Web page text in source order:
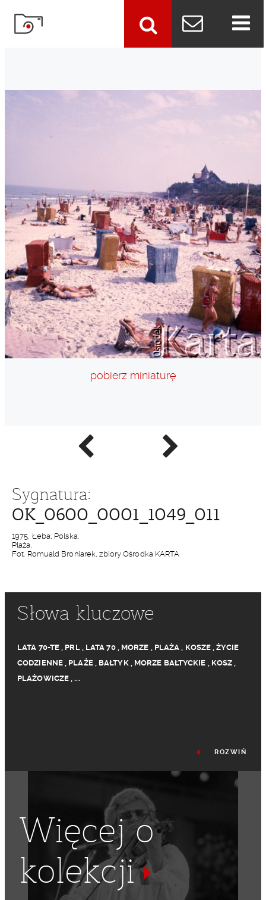
Poprzednie
zdjęcie
Następne
zdjęcie
pobierz miniaturę
Sygnatura:
OK_0600_0001_1049_011
1975, Łeba, Polska.
Plaża.
Fot. Romuald Broniarek, zbiory Ośrodka KARTA
Słowa kluczowe
LATA 70-TE , PRL, LATA 70, MORZE , PLAŻA , KOSZE ,ŻYCIE
CODZIENNE, PLAŻE, BAŁTYK, MORZE BAŁTYCKIE , KOSZ ,
PLAŻOWICZE ,...
MORZA PLAŻOWICZ
ROZWIŃ
Więcej o
kolekcji